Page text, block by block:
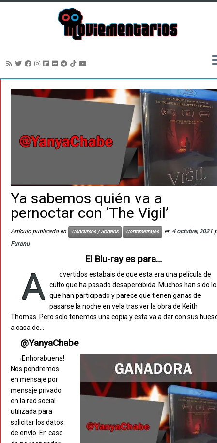
Ya sabemos quién va a
pernoctar con ‘The Vigil’
Artículo publicado en Concursos / Sorteos Cortometrajes en 4 octubre, 2021
Furanu
El Blu-ray es para…
A
dvertidos estabais de que esta era una película de
culto que ha pasado desapercibida. Muchos han sido
que han participado y parece que tienen ganas de
pasarse la noche en vela tras ver la obra de Keith
Thomas. Pero solo tenemos una copia y esta va a dar con sus
a casa de…
@YanyaChabe
¡Enhorabuena!
Nos pondremos
en mensaje por
mensaje privado
en la red social
utilizada para
solicitar los datos
de envío. En caso